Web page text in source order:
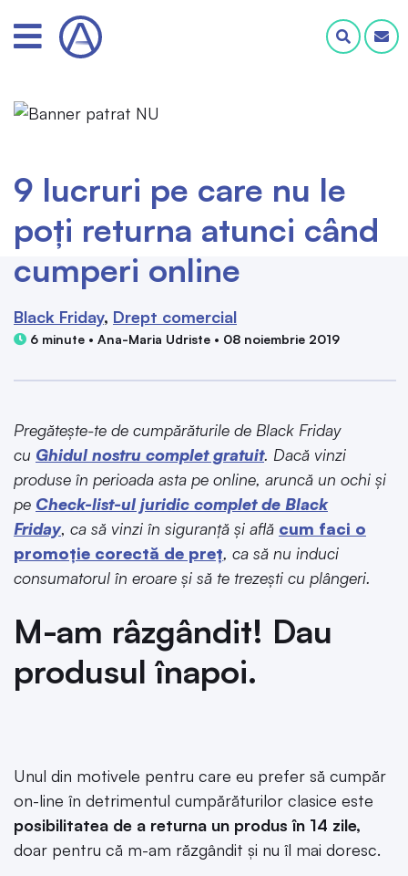
9 lucruri pe care nu le
poți returna atunci când
cumperi online
Black Friday Drept comercial
6 minute • Ana-Maria Udriste • 08 noiembrie 2019
Pregătește-te de cumpărăturile de Black Friday
cu Ghidul nostru complet gratuit. Dacă vinzi
produse în perioada asta pe online, aruncă un ochi și
pe Check-list-ul juridic complet de Black
Friday, ca să vinzi în siguranță și află cum faci o
promoție corectă de preț, ca să nu induci
consumatorul în eroare și să te trezești cu plângeri.
M-am râzgândit! Dau
produsul înapoi.
Unul din motivele pentru care eu prefer să cumpăr
on-line în detrimentul cumpărăturilor clasice este
posibilitatea de a returna un produs în 14 zile,
doar pentru că m-am răzgândit și nu îl mai doresc.